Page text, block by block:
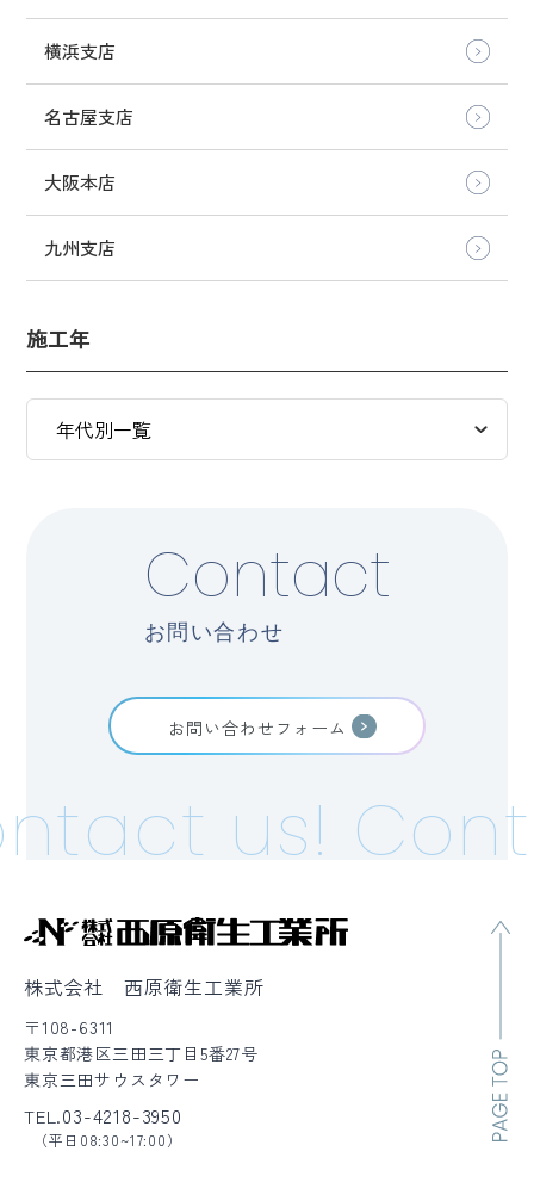
横浜支店
名古屋支店
大阪本店
九州支店
施工年
Contact
お問い合わせ
お問い合わせフォーム
us!
株式会社 西原衛生工業所
〒108-6311
東京都港区三田三丁目5番27号
東京三田サウスタワー
TEL.03-4218-3950
（平日08:30~17:00）